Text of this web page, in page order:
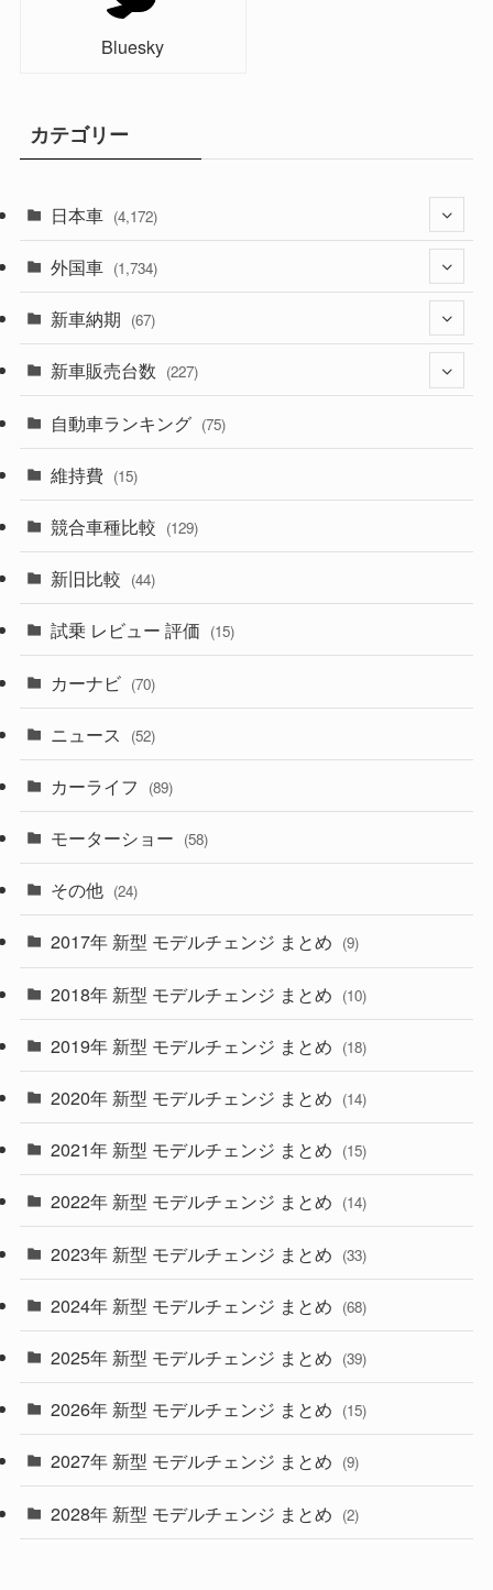
Bluesky
カテゴリー
日本車 (4,172)
(1,321)
(329)
(525)
(357)
(328)
(194)
(230)
(253)
外国車 (1,734)
(242)
(85)
(84)
(14)
(222)
(50)
(43)
(6)
(9)
(4)
(30)
(27)
(58)
(28)
(27)
(26)
(33)
(10)
(35)
(10)
(9)
(22)
(4)
(9)
(4)
(1)
新車納期 (67)
(28)
(8)
(3)
(3)
(5)
(1)
新車販売台数 (227)
(21)
(5)
(7)
(5)
自動車ランキング (75)
維持費 (15)
競合車種比較 (129)
新旧比較 (44)
試乗 レビュー 評価 (15)
カーナビ (70)
ニュース (52)
カーライフ (89)
モーターショー (58)
その他 (24)
2017年 新型 モデルチェンジ まとめ (9)
2018年 新型 モデルチェンジ まとめ (10)
2019年 新型 モデルチェンジ まとめ (18)
2020年 新型 モデルチェンジ まとめ (14)
2021年 新型 モデルチェンジ まとめ (15)
2022年 新型 モデルチェンジ まとめ (14)
2023年 新型 モデルチェンジ まとめ (33)
2024年 新型 モデルチェンジ まとめ (68)
2025年 新型 モデルチェンジ まとめ (39)
2026年 新型 モデルチェンジ まとめ (15)
2027年 新型 モデルチェンジ まとめ (9)
2028年 新型 モデルチェンジ まとめ (2)